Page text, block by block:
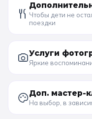
Чтобы дети не
поездки
Услуги
Яркие
Доп. мастер-
На выбор, в